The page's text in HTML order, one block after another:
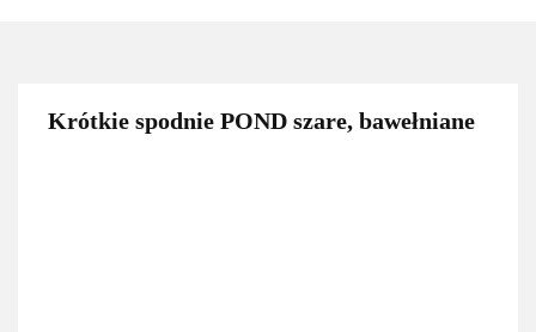
Krótkie spodnie POND szare, bawełniane